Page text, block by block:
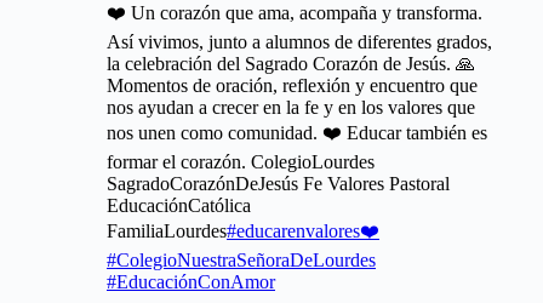
❤️ Un corazón que ama, acompaña y transforma.
Así vivimos, junto a alumnos de diferentes grados,
la celebración del Sagrado Corazón de Jesús. 🙏
Momentos de oración, reflexión y encuentro que
nos ayudan a crecer en la fe y en los valores que
nos unen como comunidad. ❤️ Educar también es
formar el corazón. ColegioLourdes
SagradoCorazónDeJesús Fe Valores Pastoral
EducaciónCatólica
FamiliaLourdes#educarenvalores❤️
#ColegioNuestraSeñoraDeLourdes
#EducaciónConAmor